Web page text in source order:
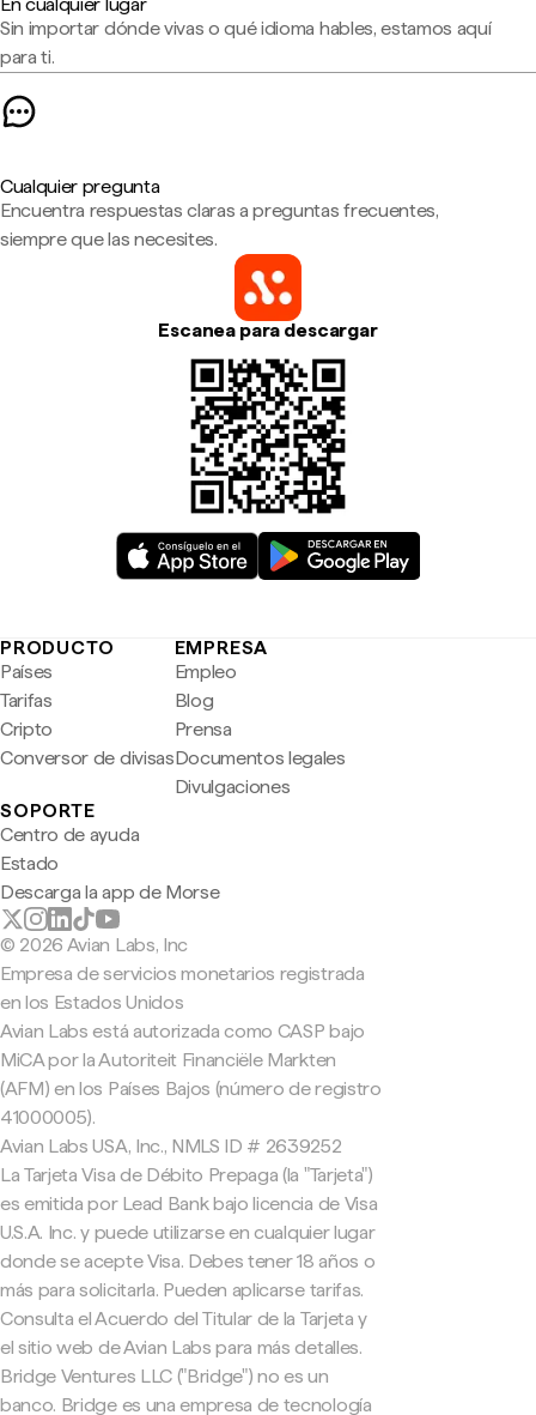
Sin importar dónde vivas o qué idioma hables, estamos aquí
para ti.
Cualquier pregunta
Encuentra respuestas claras a preguntas frecuentes,
siempre que las necesites.
Escanea para descargar
PRODUCTO
Países
Tarifas
Cripto
Conversor de divisas
EMPRESA
Empleo
Blog
Prensa
Documentos legales
Divulgaciones
SOPORTE
Centro de ayuda
Estado
Descarga la app de Morse
© 2026 Avian Labs, Inc
Empresa de servicios monetarios registrada
en los Estados Unidos
Avian Labs está autorizada como CASP bajo
MiCA por la Autoriteit Financiële Markten
(AFM) en los Países Bajos (número de registro
41000005).
Avian Labs USA, Inc., NMLS ID # 2639252
La Tarjeta Visa de Débito Prepaga (la "Tarjeta")
es emitida por Lead Bank bajo licencia de Visa
U.S.A. Inc. y puede utilizarse en cualquier lugar
donde se acepte Visa. Debes tener 18 años o
más para solicitarla. Pueden aplicarse tarifas.
Consulta el Acuerdo del Titular de la Tarjeta y
el sitio web de Avian Labs para más detalles.
Bridge Ventures LLC ("Bridge") no es un
banco. Bridge es una empresa de tecnología